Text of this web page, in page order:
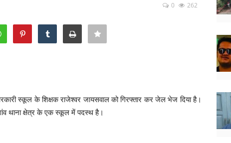
0 262
स्कूल के शिक्षक राजेश्वर जायसवाल को गिरफ्तार कर जेल भेज दिया है।
थाना क्षेत्र के एक स्कूल में पदस्थ है।